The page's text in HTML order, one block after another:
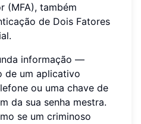
(MFA), também
de Dois Fatores
informação —
de um aplicativo
ou uma chave de
da sua senha mestra.
se um criminoso